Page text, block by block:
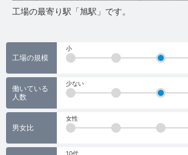
工場の最寄り駅「旭駅」です。
工場の規模
小
働いている
人数
少ない
男女比
女性
10代